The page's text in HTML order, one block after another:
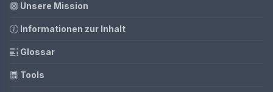
Unsere Mission
Informationen zur Inhalt
Glossar
Tools